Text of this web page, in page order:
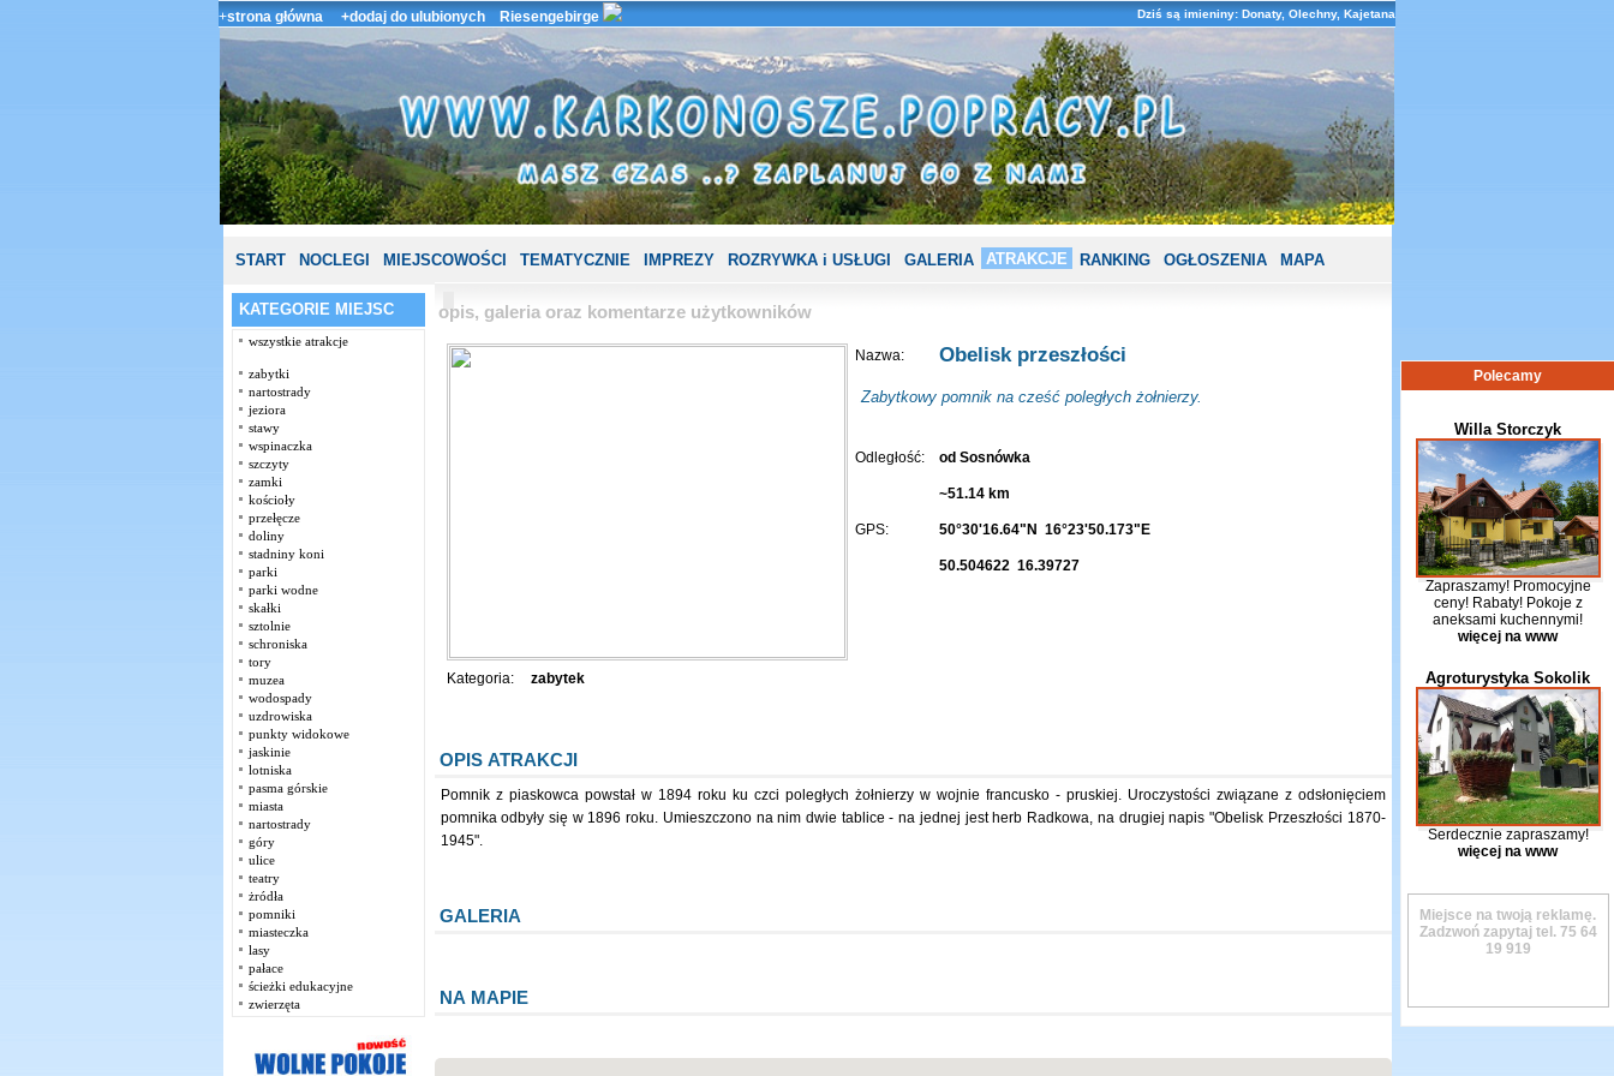
+strona główna +dodaj do ulubionych Riesengebirge Dziś są imieniny: Donaty, Olechny, Kajetana
START NOCLEGI MIEJSCOWOŚCI TEMATYCZNIE IMPREZY ROZRYWKA i USŁUGI GALERIA ATRAKCJE RANKING OGŁOSZENIA MAPA
KATEGORIE MIEJSC
wszystkie atrakcje
zabytki
nartostrady
jeziora
stawy
wspinaczka
szczyty
zamki
kościoły
przełęcze
doliny
stadniny koni
parki
parki wodne
skałki
sztolnie
schroniska
tory
muzea
wodospady
uzdrowiska
punkty widokowe
jaskinie
lotniska
pasma górskie
miasta
nartostrady
góry
ulice
teatry
żródła
pomniki
miasteczka
lasy
pałace
ścieżki edukacyjne
zwierzęta
opis, galeria oraz komentarze użytkowników
Nazwa: Obelisk przeszłości
Zabytkowy pomnik na cześć poległych żołnierzy.
Odległość: od Sosnówka
~51.14 km
GPS: 50°30'16.64"N 16°23'50.173"E
50.504622 16.39727
Kategoria: zabytek
OPIS ATRAKCJI
Pomnik z piaskowca powstał w 1894 roku ku czci poległych żołnierzy w wojnie francusko - pruskiej. Uroczystości związane z odsłonięciem
pomnika odbyły się w 1896 roku. Umieszczono na nim dwie tablice - na jednej jest herb Radkowa, na drugiej napis "Obelisk Przeszłości 1870-
1945".
GALERIA
NA MAPIE
Polecamy
Willa Storczyk
Zapraszamy! Promocyjne
ceny! Rabaty! Pokoje z
aneksami kuchennymi!
więcej na www
Agroturystyka Sokolik
Serdecznie zapraszamy!
więcej na www
Miejsce na twoją reklamę.
Zadzwoń zapytaj tel. 75 64
19 919